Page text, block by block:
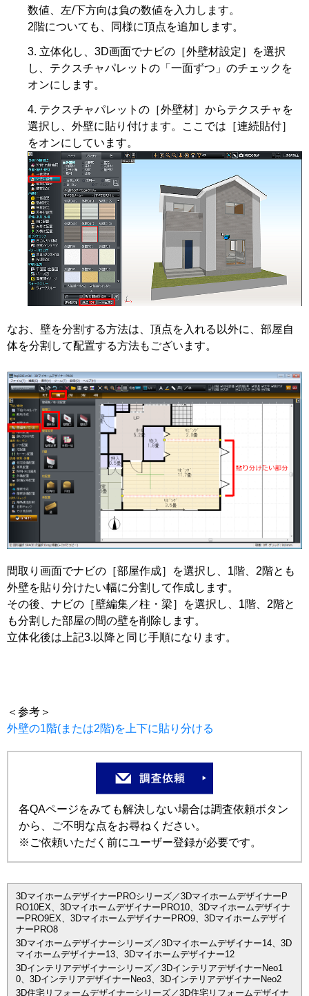
数値、左/下方向は負の数値を入力します。
2階についても、同様に頂点を追加します。
立体化し、3D画面でナビの［外壁材設定］を選択
し、テクスチャパレットの「一面ずつ」のチェックを
オンにします。
テクスチャパレットの［外壁材］からテクスチャを
選択し、外壁に貼り付けます。ここでは［連続貼付］
をオンにしています。
なお、壁を分割する方法は、頂点を入れる以外に、部屋自
体を分割して配置する方法もございます。
間取り画面でナビの［部屋作成］を選択し、1階、2階とも
外壁を貼り分けたい幅に分割して作成します。
その後、ナビの［壁編集／柱・梁］を選択し、1階、2階と
も分割した部屋の間の壁を削除します。
立体化後は上記3.以降と同じ手順になります。
＜参考＞
外壁の1階(または2階)を上下に貼り分ける
各QAページをみても解決しない場合は調査依頼ボタン
から、ご不明な点をお尋ねください。
※ご依頼いただく前にユーザー登録が必要です。
3DマイホームデザイナーPROシリーズ／3DマイホームデザイナーP
RO10EX、3DマイホームデザイナーPRO10、3Dマイホームデザイナ
ーPRO9EX、3DマイホームデザイナーPRO9、3Dマイホームデザイ
ナーPRO8
3Dマイホームデザイナーシリーズ／3Dマイホームデザイナー14、3D
マイホームデザイナー13、3Dマイホームデザイナー12
3Dインテリアデザイナーシリーズ／3DインテリアデザイナーNeo1
0、3DインテリアデザイナーNeo3、3DインテリアデザイナーNeo2
3D住宅リフォームデザイナーシリーズ／3D住宅リフォームデザイナ